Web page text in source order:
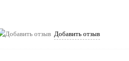
Добавить отзыв